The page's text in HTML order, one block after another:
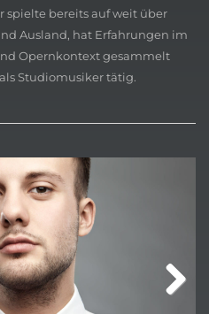
spielte bereits auf weit über
Ausland, hat Erfahrungen im
Opernkontext gesammelt
Studiomusiker tätig.